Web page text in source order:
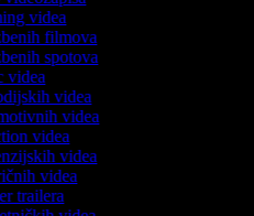
videa
filmova
spotova
videa
videa
videa
videa
videa
videa
trailera